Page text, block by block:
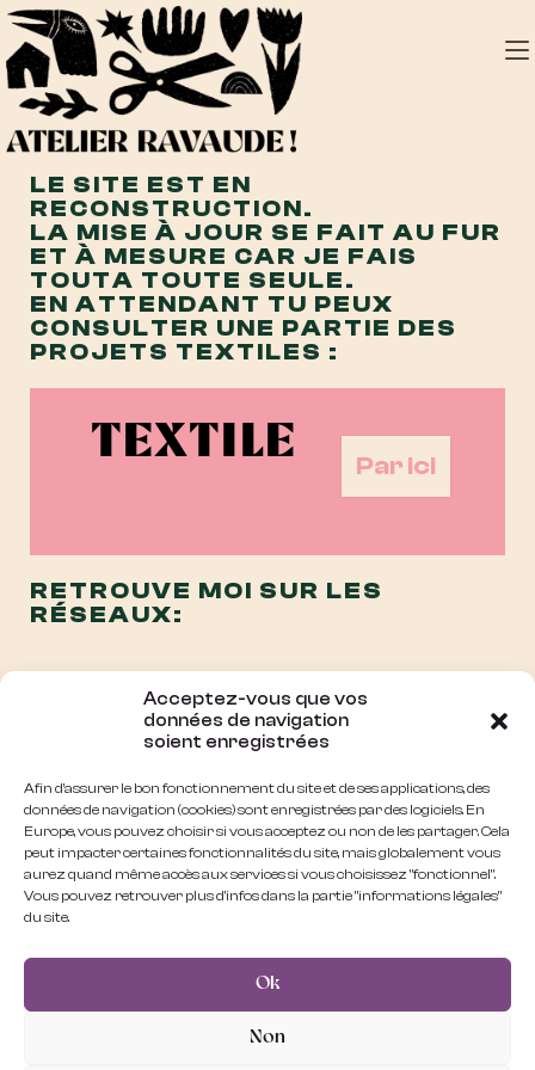
Acceptez-vous que vos
données de navigation
soient enregistrées
Afin d'assurer le bon fonctionnement du site et de ses applications, des
données de navigation (cookies) sont enregistrées par des logiciels. En
Europe, vous pouvez choisir si vous acceptez ou non de les partager. Cela
peut impacter certaines fonctionnalités du site, mais globalement vous
aurez quand même accès aux services si vous choisissez "fonctionnel".
Vous pouvez retrouver plus d'infos dans la partie "informations légales"
du site.
Ok
Non
LE SITE EST EN
RECONSTRUCTION.
LA MISE À JOUR SE FAIT AU FUR
ET À MESURE CAR JE FAIS
TOUTA TOUTE SEULE.
EN ATTENDANT TU PEUX
CONSULTER UNE PARTIE DES
PROJETS TEXTILES :
TEXTILE Par ici
RETROUVE MOI SUR LES
RÉSEAUX:
COTÉ LEGAL :